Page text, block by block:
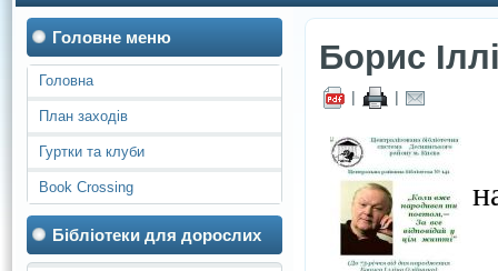
Головне меню
Головна
План заходів
Гуртки та клуби
Book Crossing
Бібліотеки для дорослих
Борис
| |